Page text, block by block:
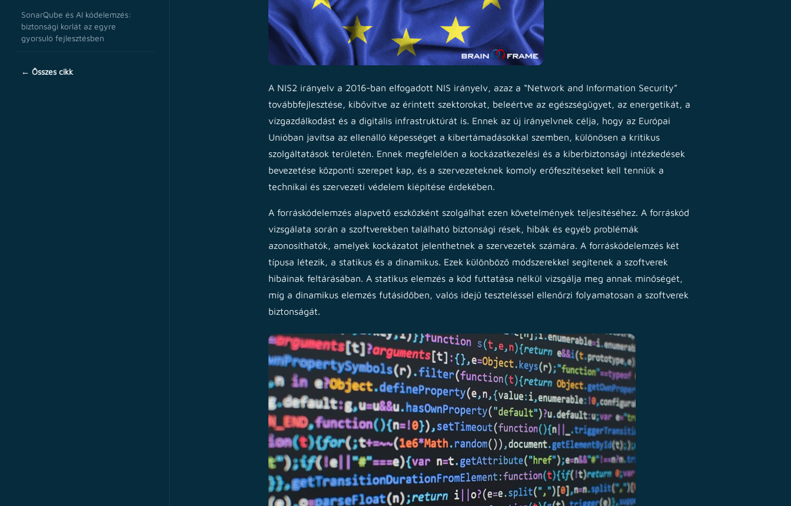
SonarQube és AI kódelemzés:
biztonsági korlát az egyre
gyorsuló fejlesztésben
← Összes cikk
A NIS2 irányelv a 2016-ban elfogadott NIS irányelv, azaz a “Network and Information Security”
továbbfejlesztése, kibővítve az érintett szektorokat, beleértve az egészségügyet, az energetikát, a
vízgazdálkodást és a digitális infrastruktúrát is. Ennek az új irányelvnek célja, hogy az Európai
Unióban javítsa az ellenálló képességet a kibertámadásokkal szemben, különösen a kritikus
szolgáltatások területén. Ennek megfelelően a kockázatkezelési és a kiberbiztonsági intézkedések
bevezetése központi szerepet kap, és a szervezeteknek komoly erőfeszítéseket kell tenniük a
technikai és szervezeti védelem kiépítése érdekében.
A forráskódelemzés alapvető eszközként szolgálhat ezen követelmények teljesítéséhez. A forráskód
vizsgálata során a szoftverekben található biztonsági rések, hibák és egyéb problémák
azonosíthatók, amelyek kockázatot jelenthetnek a szervezetek számára. A forráskódelemzés két
típusa létezik, a statikus és a dinamikus. Ezek különböző módszerekkel segítenek a szoftverek
hibáinak feltárásában. A statikus elemzés a kód futtatása nélkül vizsgálja meg annak minőségét,
míg a dinamikus elemzés futásidőben, valós idejű teszteléssel ellenőrzi folyamatosan a szoftverek
biztonságát.